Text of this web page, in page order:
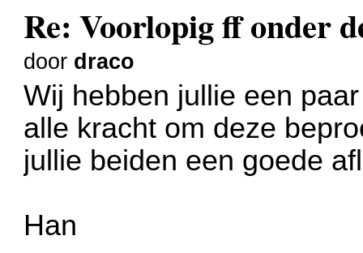
Re: Voorlopig ff onder
door draco
Wij hebben jullie een
alle kracht om deze
jullie beiden een goede
Han